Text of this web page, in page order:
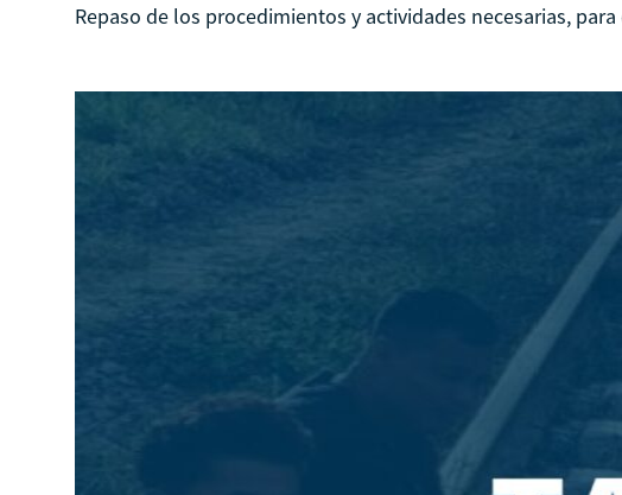
Repaso de los procedimientos y actividades necesarias,